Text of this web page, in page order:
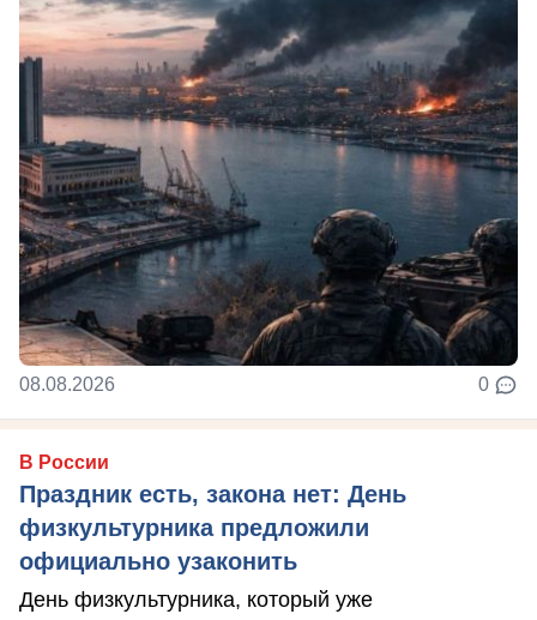
08.08.2026 0
В России
Праздник есть, закона нет: День
физкультурника предложили
официально узаконить
День физкультурника, который уже